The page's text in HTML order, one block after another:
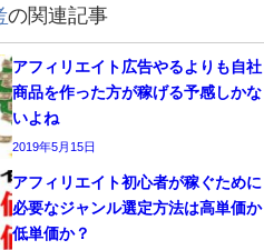
の関連記事
アフィリエイト広告やるよりも自社
商品を作った方が稼げる予感しかな
いよね
2019年5月15日
アフィリエイト初心者が稼ぐために
必要なジャンル選定方法は高単価か
低単価か？